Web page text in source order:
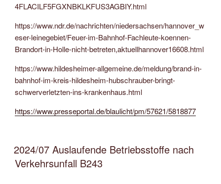
4FLACILF5FGXNBKLKFUS3AGBIY.html
https://www.ndr.de/nachrichten/niedersachsen/hannover_w
eser-leinegebiet/Feuer-im-Bahnhof-Fachleute-koennen-
Brandort-in-Holle-nicht-betreten,aktuellhannover16608.html
https://www.hildesheimer-allgemeine.de/meldung/brand-in-
bahnhof-im-kreis-hildesheim-hubschrauber-bringt-
schwerverletzten-ins-krankenhaus.html
https://www.presseportal.de/blaulicht/pm/57621/5818877
2024/07 Auslaufende Betriebsstoffe nach
Verkehrsunfall B243